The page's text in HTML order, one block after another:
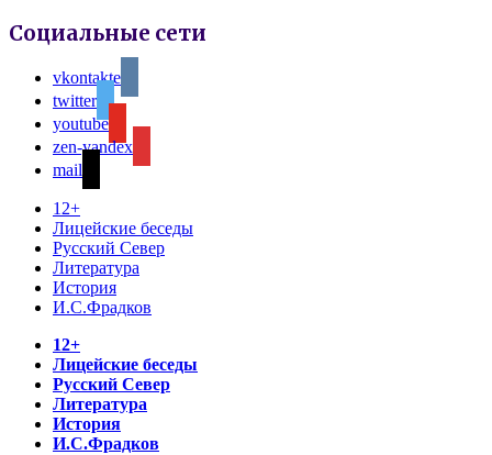
Социальные сети
vkontakte
twitter
youtube
zen-yandex
mail
12+
Лицейские беседы
Русский Север
Литература
История
И.С.Фрадков
12+
Лицейские беседы
Русский Север
Литература
История
И.С.Фрадков